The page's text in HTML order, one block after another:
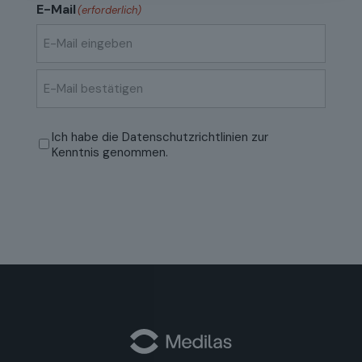
E-Mail(erforderlich)
Mail
Mail
bestätigen
Datenschutzrichtlinien(erforderlich)
Ich habe die Datenschutzrichtlinien zur
Kenntnis genommen.